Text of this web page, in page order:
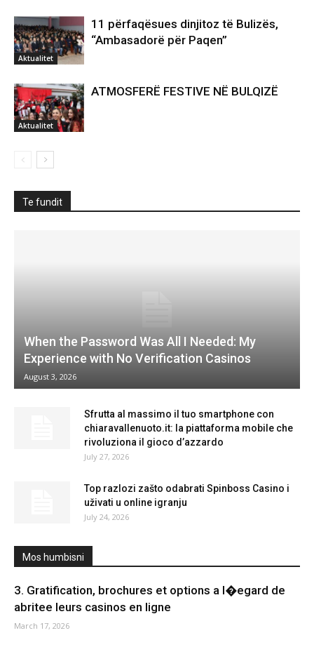
Aktualitet
11 përfaqësues dinjitoz të Bulizës,
“Ambasadorë për Paqen”
Aktualitet
ATMOSFERË FESTIVE NË BULQIZË
Te fundit
When the Password Was All I Needed: My
Experience with No Verification Casinos
August 3, 2026
Sfrutta al massimo il tuo smartphone con
chiaravallenuoto.it: la piattaforma mobile che
rivoluziona il gioco d’azzardo
July 27, 2026
Top razlozi zašto odabrati Spinboss Casino i
uživati u online igranju
July 24, 2026
Mos humbisni
3. Gratification, brochures et options a l�egard de
abritee leurs casinos en ligne
March 17, 2026